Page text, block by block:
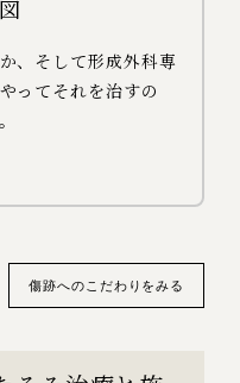
、そして形成外科専
ってそれを治すの
傷跡へのこだわりをみる